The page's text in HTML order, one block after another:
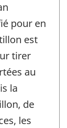
pour en
est
tirer
au
la
de
les